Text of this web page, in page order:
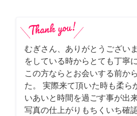
むぎさん、ありがとうござい
をしている時からとても丁寧
この方ならとお会いする前か
た。 実際来て頂いた時も柔ら
いあいと時間を過ごす事が出
写真の仕上がりもちくいち確